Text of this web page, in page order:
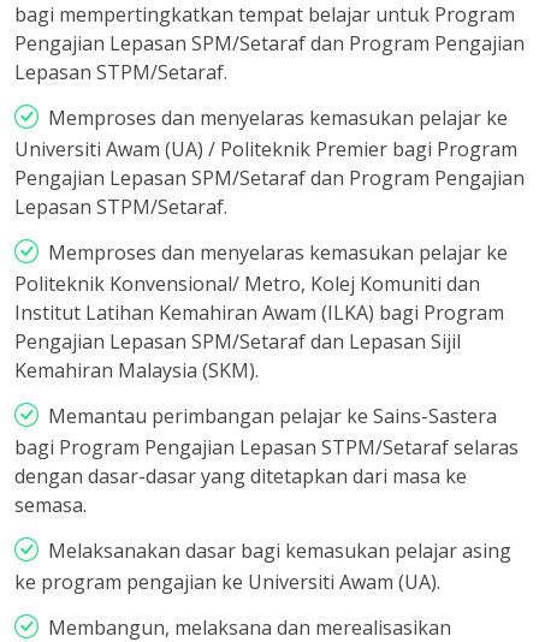
bagi mempertingkatkan tempat belajar untuk Program
Pengajian Lepasan SPM/Setaraf dan Program Pengajian
Lepasan STPM/Setaraf.
Memproses dan menyelaras kemasukan pelajar ke
Universiti Awam (UA) / Politeknik Premier bagi Program
Pengajian Lepasan SPM/Setaraf dan Program Pengajian
Lepasan STPM/Setaraf.
Memproses dan menyelaras kemasukan pelajar ke
Politeknik Konvensional/ Metro, Kolej Komuniti dan
Institut Latihan Kemahiran Awam (ILKA) bagi Program
Pengajian Lepasan SPM/Setaraf dan Lepasan Sijil
Kemahiran Malaysia (SKM).
Memantau perimbangan pelajar ke Sains-Sastera
bagi Program Pengajian Lepasan STPM/Setaraf selaras
dengan dasar-dasar yang ditetapkan dari masa ke
semasa.
Melaksanakan dasar bagi kemasukan pelajar asing
ke program pengajian ke Universiti Awam (UA).
Membangun, melaksana dan merealisasikan